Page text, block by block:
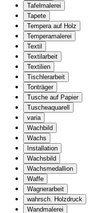
Tafelmalerei
Tapete
Tempera auf Holz
Temperamalerei
Textil
Textilarbeit
Textilien
Tischlerarbeit
Tonträger
Tusche auf Papier
Tuscheaquarell
varia
Wachbild
Wachs
Installation
Wachsbild
Wachsmedallion
Waffe
Wagnerarbeit
wahrsch. Holzdruck
Wandmalerei